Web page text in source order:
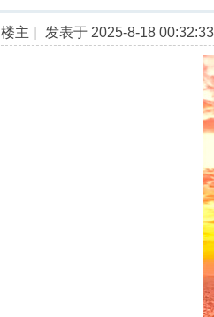
楼主 发表于 2025-8-18 00:32:33